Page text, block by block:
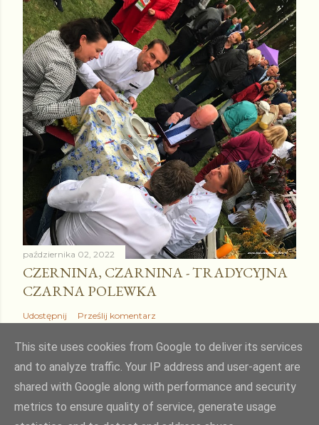
października 02, 2022
CZERNINA, CZARNINA - TRADYCYJNA
CZARNA POLEWKA
Udostępnij Prześlij komentarz
Obsługiwane przez usługę Blogger
This site uses cookies from Google to deliver its services
and to analyze traffic. Your IP address and user-agent are
shared with Google along with performance and security
metrics to ensure quality of service, generate usage